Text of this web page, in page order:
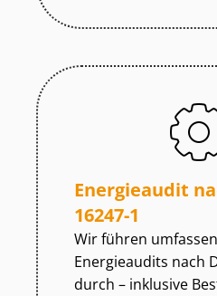
Energieaudit
16247-1
Wir führen
Energieaudits nach
durch – inklusive